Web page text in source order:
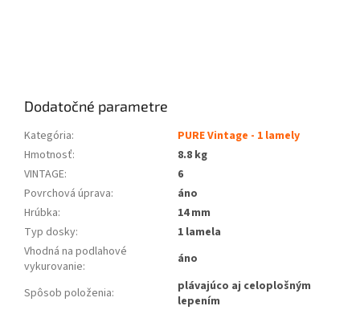
Dodatočné parametre
Kategória:
PURE Vintage - 1 lamely
Hmotnosť:
8.8 kg
VINTAGE:
6
Povrchová úprava:
áno
Hrúbka:
14 mm
Typ dosky:
1 lamela
Vhodná na podlahové
vykurovanie: áno
Spôsob položenia:
plávajúco aj celoplošným
lepením